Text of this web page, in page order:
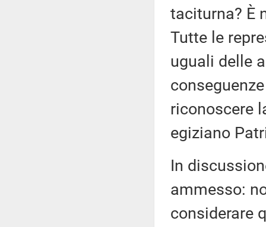
taciturna? È
Tutte le
uguali delle
riconoscere
egiziano
In
ammesso:
considerare